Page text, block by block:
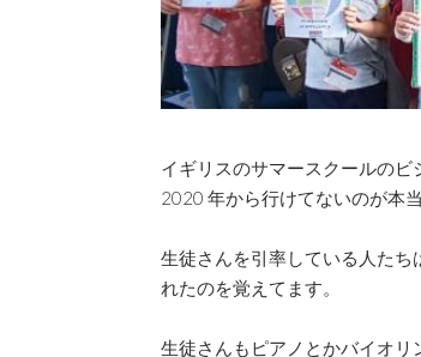
イギリスのサマースクールのビ
2020 年から行けてないのが本
生徒さんを引率している人たち
れたのを覚えてます。
生徒さんもピアノとかバイオリ